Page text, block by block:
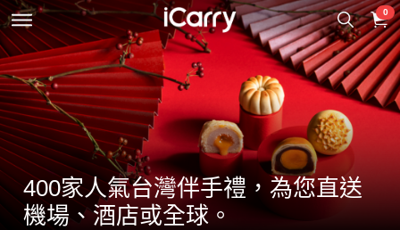
0
400家人氣台灣伴手禮，為您直送
機場、酒店或全球。